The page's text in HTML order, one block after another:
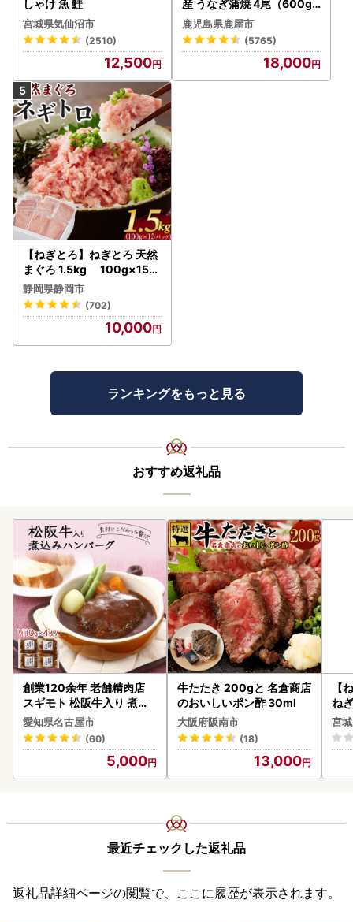
しゃけ 魚 鮭
宮城県気仙沼市
(2510)
12,500
産 うなぎ蒲焼 4尾（600g
） KN007-004-04-cp18
うなぎ 鰻 魚 惣菜 総菜
鹿児島県鹿屋市
(5765)
18,000
【ねぎとろ】ねぎとろ 天然
まぐろ 1.5kg 100g×15パ
ック
静岡県静岡市
(702)
10,000
ランキングをもっと見る
おすすめ返礼品
創業120余年 老舗精肉店
スギモト 松阪牛入り 煮込
み ハンバーグ 110g×4枚
惣菜 お取り寄せ グルメ ハ
ンバーグ 冷凍
愛知県名古屋市
(60)
5,000
牛たたき 200gと 名倉商店
のおいしいポン酢 30ml
大阪府阪南市
(18)
13,000
【
ね
宮
最近チェックした返礼品
返礼品詳細ページの閲覧で、ここに履歴が表示されます。